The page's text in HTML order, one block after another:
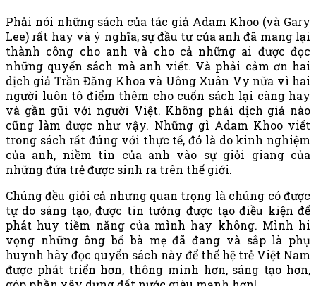
Phải nói những sách của tác giả Adam Khoo (và Gary
Lee) rất hay và ý nghĩa, sự đầu tư của anh đã mang lại
thành công cho anh và cho cả những ai được đọc
những quyển sách mà anh viết. Và phải cảm ơn hai
dịch giả Trần Đăng Khoa và Uông Xuân Vy nữa vì hai
người luôn tô điểm thêm cho cuốn sách lại càng hay
và gần gũi với người Việt. Không phải dịch giả nào
cũng làm được như vậy. Những gì Adam Khoo viết
trong sách rất đúng với thực tế, đó là do kinh nghiệm
của anh, niềm tin của anh vào sự giỏi giang của
những đứa trẻ được sinh ra trên thế giới.
Chúng đều giỏi cả nhưng quan trọng là chúng có được
tự do sáng tạo, được tin tưởng được tạo điều kiện để
phát huy tiềm năng của mình hay không. Mình hi
vọng những ông bố bà mẹ đã đang và sắp là phụ
huynh hãy đọc quyển sách này để thế hệ trẻ Việt Nam
được phát triển hơn, thông minh hơn, sáng tạo hơn,